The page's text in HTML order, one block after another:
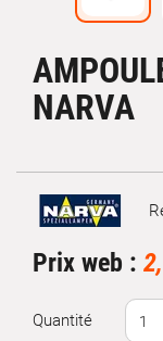
NARVA
Marque
Prix web :
Quantité